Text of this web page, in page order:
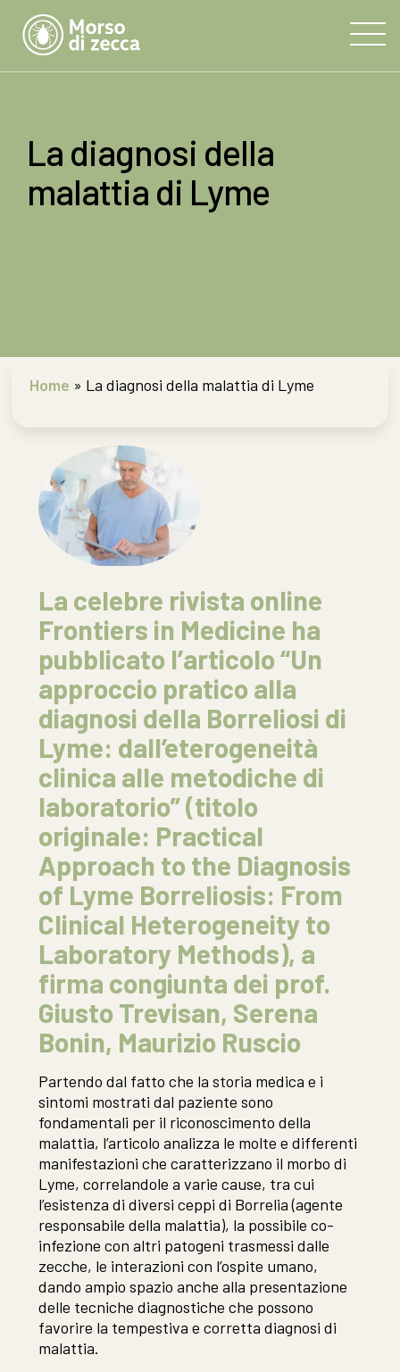
La diagnosi della
malattia di Lyme
Home » La diagnosi della malattia di Lyme
La celebre rivista online
Frontiers in Medicine ha
pubblicato l’articolo “Un
approccio pratico alla
diagnosi della Borreliosi di
Lyme: dall’eterogeneità
clinica alle metodiche di
laboratorio” (titolo
originale: Practical
Approach to the Diagnosis
of Lyme Borreliosis: From
Clinical Heterogeneity to
Laboratory Methods), a
firma congiunta dei prof.
Giusto Trevisan, Serena
Bonin, Maurizio Ruscio
Partendo dal fatto che la storia medica e i
sintomi mostrati dal paziente sono
fondamentali per il riconoscimento della
malattia, l’articolo analizza le molte e differenti
manifestazioni che caratterizzano il morbo di
Lyme, correlandole a varie cause, tra cui
l’esistenza di diversi ceppi di Borrelia (agente
responsabile della malattia), la possibile co-
infezione con altri patogeni trasmessi dalle
zecche, le interazioni con l’ospite umano,
dando ampio spazio anche alla presentazione
delle tecniche diagnostiche che possono
favorire la tempestiva e corretta diagnosi di
malattia.